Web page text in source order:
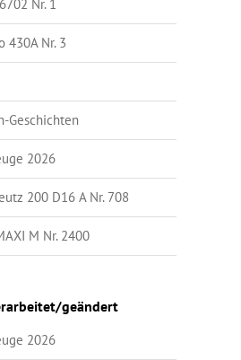
Nr. 1
430A Nr. 3
Geschichten
2026
200 D16 A Nr. 708
M Nr. 2400
geändert
2026